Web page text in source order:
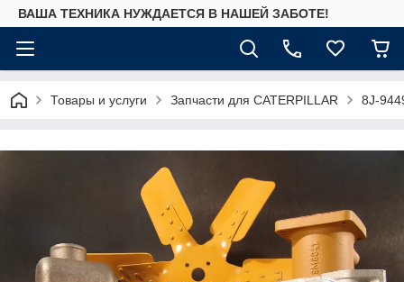
ВАША ТЕХНИКА НУЖДАЕТСЯ В НАШЕЙ ЗАБОТЕ!
Товары и услуги Запчасти для CATERPILLAR 8J-